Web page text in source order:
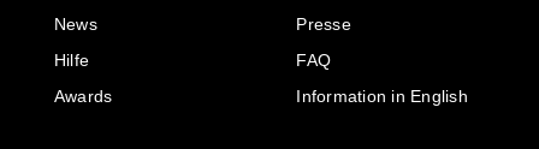
News
Hilfe
Awards
Presse
FAQ
Information in English